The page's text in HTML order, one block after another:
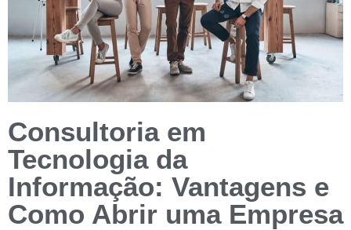
Consultoria em
Tecnologia da
Informação: Vantagens e
Como Abrir uma Empresa